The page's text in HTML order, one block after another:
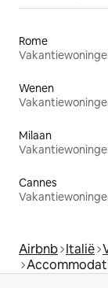
Rome
Wenen
Milaan
Cannes
Airbnb Italië